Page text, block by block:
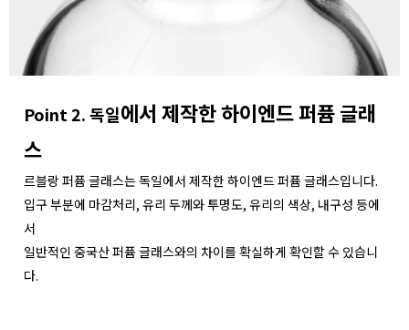
Point 2. 독일에서 제작한 하이엔드 퍼퓸 글래
스
르블랑 퍼퓸 글래스는 독일에서 제작한 하이엔드 퍼퓸 글래스입니다.
입구 부분에 마감처리, 유리 두께와 투명도, 유리의 색상, 내구성 등에
서
일반적인 중국산 퍼퓸 글래스와의 차이를 확실하게 확인할 수 있습니
다.